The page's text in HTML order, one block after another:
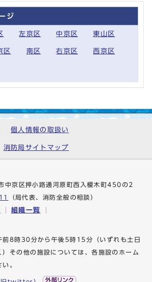
ジ
左京区 中京区 東山区
区 南区 右京区 西京区
個人情報の取扱い
消防局サイトマップ
京区押小路通河原町西入榎木町450の2
（局代表、消防全般の相談）
組織一覧
前8時30分から午後5時15分（いずれも土日
その他の施設については、各施設のホーム
。